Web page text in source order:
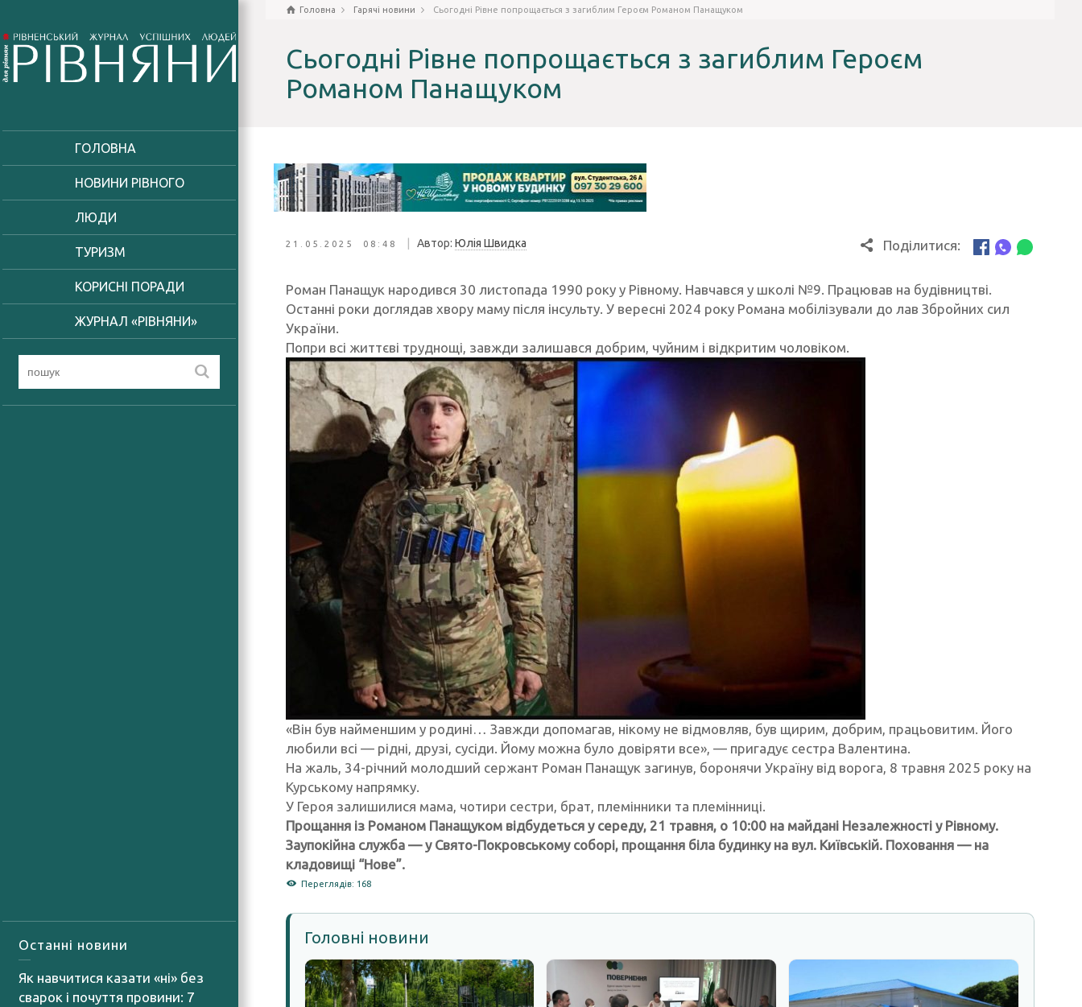
ГОЛОВНА
НОВИНИ РІВНОГО
ЛЮДИ
ТУРИЗМ
КОРИСНІ ПОРАДИ
ЖУРНАЛ «РІВНЯНИ»
Останні новини
Як навчитися казати «ні» без
сварок і почуття провини: 7
Головна Гарячі новини Сьогодні Рівне попрощається з загиблим Героєм Романом Панащуком
Сьогодні Рівне попрощається з загиблим Героєм
Романом Панащуком
21.05.2025 08:48 Автор: Юлія Швидка Поділитися:
Роман Панащук народився 30 листопада 1990 року у Рівному. Навчався у школі №9. Працював на будівництві.
Останні роки доглядав хвору маму після інсульту. У вересні 2024 року Романа мобілізували до лав Збройних сил
України.
Попри всі життєві труднощі, завжди залишався добрим, чуйним і відкритим чоловіком.
«Він був найменшим у родині… Завжди допомагав, нікому не відмовляв, був щирим, добрим, працьовитим. Його
любили всі — рідні, друзі, сусіди. Йому можна було довіряти все», — пригадує сестра Валентина.
На жаль, 34-річний молодший сержант Роман Панащук загинув, боронячи Україну від ворога, 8 травня 2025 року на
Курському напрямку.
У Героя залишилися мама, чотири сестри, брат, племінники та племінниці.
Прощання із Романом Панащуком відбудеться у середу, 21 травня, о 10:00 на майдані Незалежності у Рівному.
Заупокійна служба — у Свято-Покровському соборі, прощання біла будинку на вул. Київській. Поховання — на
кладовищі “Нове”.
Переглядів: 168
Головні новини